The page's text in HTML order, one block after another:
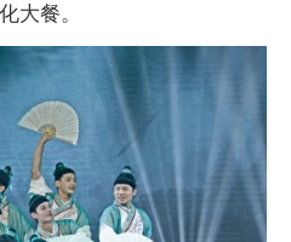
大餐。